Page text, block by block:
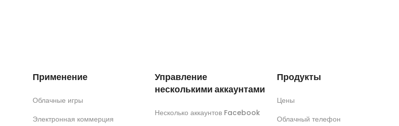
Применение
Облачные игры
Электронная коммерция
Управление
несколькими аккаунтами
Несколько аккаунтов Facebook
Продукты
Цены
Облачный телефон